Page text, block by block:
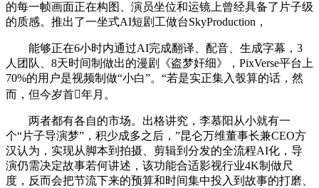
的每一帧画面正在构图、演员坐位和运镜上曾经具备了片子级
的质感。推出了一坐式AI短剧工做台SkyProduction，
能够正在6小时内通过AI完成翻译、配音、生成字幕，3
人团队、8天时间制做出的漫剧《盗梦奸细》，PixVerse平台上
70%的用户是视频制做“小白”。“若是实正集入彀算的话，然
而，但今岁首年月。
两者都有各自的市场。出格讲究，李慕阳从小就有一
个“片子导演梦”，积少成多之后，”昆仑万维董事长兼CEO方
汉认为，实现从脚本到拍摄、剪辑到分发的全流程AI化，导
演仍需决定故事若何讲述，该功能合适影视行业4K制做尺
度，反而会把节流下来的预算和时间集中投入到故事的打磨、